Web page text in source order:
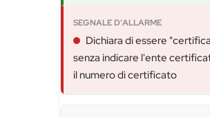
Dichiara di essere
senza indicare l'ente
il numero di certificato